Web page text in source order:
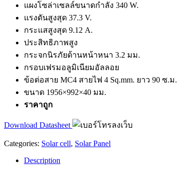
แผงโซล่าเซลล์ขนาดกำลัง 340 W.
แรงดันสูงสุด 37.3 V.
กระแสสูงสุด 9.12 A.
ประสิทธิภาพสูง
กระจกนิรภัยด้านหน้าหนา 3.2 มม.
กรอบเฟรมอลูมิเนียมอัลลอย
ข้อต่อสาย MC4 สายไฟ 4 Sq.mm. ยาว 90 ซ.ม.
ขนาด 1956×992×40 มม.
ราคาถูก
Download Datasheet
Categories: Solar cell, Solar Panel
Description